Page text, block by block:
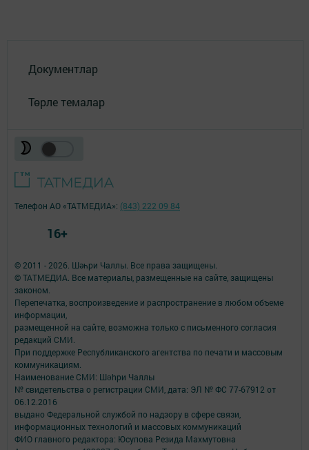
Документлар
Төрле темалар
© 2011 - 2026. Шәһри Чаллы. Все права защищены.
© ТАТМЕДИА. Все материалы, размещенные на сайте, защищены
законом.
Перепечатка, воспроизведение и распространение в любом объеме
информации,
размещенной на сайте, возможна только с письменного согласия
редакций СМИ.
При поддержке Республиканского агентства по печати и массовым
коммуникациям.
Наименование СМИ: Шəhри Чаллы
№ свидетельства о регистрации СМИ, дата: ЭЛ № ФС 77-67912 от
06.12.2016
выдано Федеральной службой по надзору в сфере связи,
информационных технологий и массовых коммуникаций
ФИО главного редактора: Юсупова Резида Махмутовна
Телефон АО «ТАТМЕДИА»: (843) 222 09 84
16+